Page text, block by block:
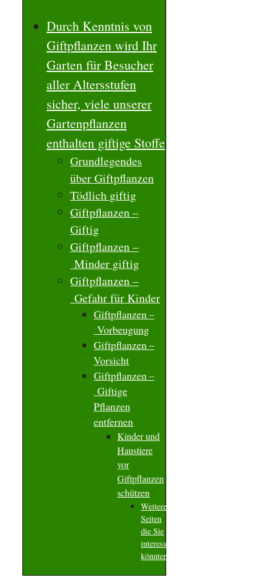
Durch Kenntnis von
Giftpflanzen wird Ihr
Garten für Besucher
aller Altersstufen
sicher, viele unserer
Gartenpflanzen
enthalten giftige Stoffe
Grundlegendes
über Giftpflanzen
Tödlich giftig
Giftpflanzen –
Giftig
Giftpflanzen –
Minder giftig
Giftpflanzen –
Gefahr für Kinder
Giftpflanzen –
Vorbeugung
Giftpflanzen –
Vorsicht
Giftpflanzen –
Giftige
Pflanzen
entfernen
Kinder und
Haustiere
vor
Giftpflanzen
schützen
Weitere
Seiten
die Sie
interessieren
könnten